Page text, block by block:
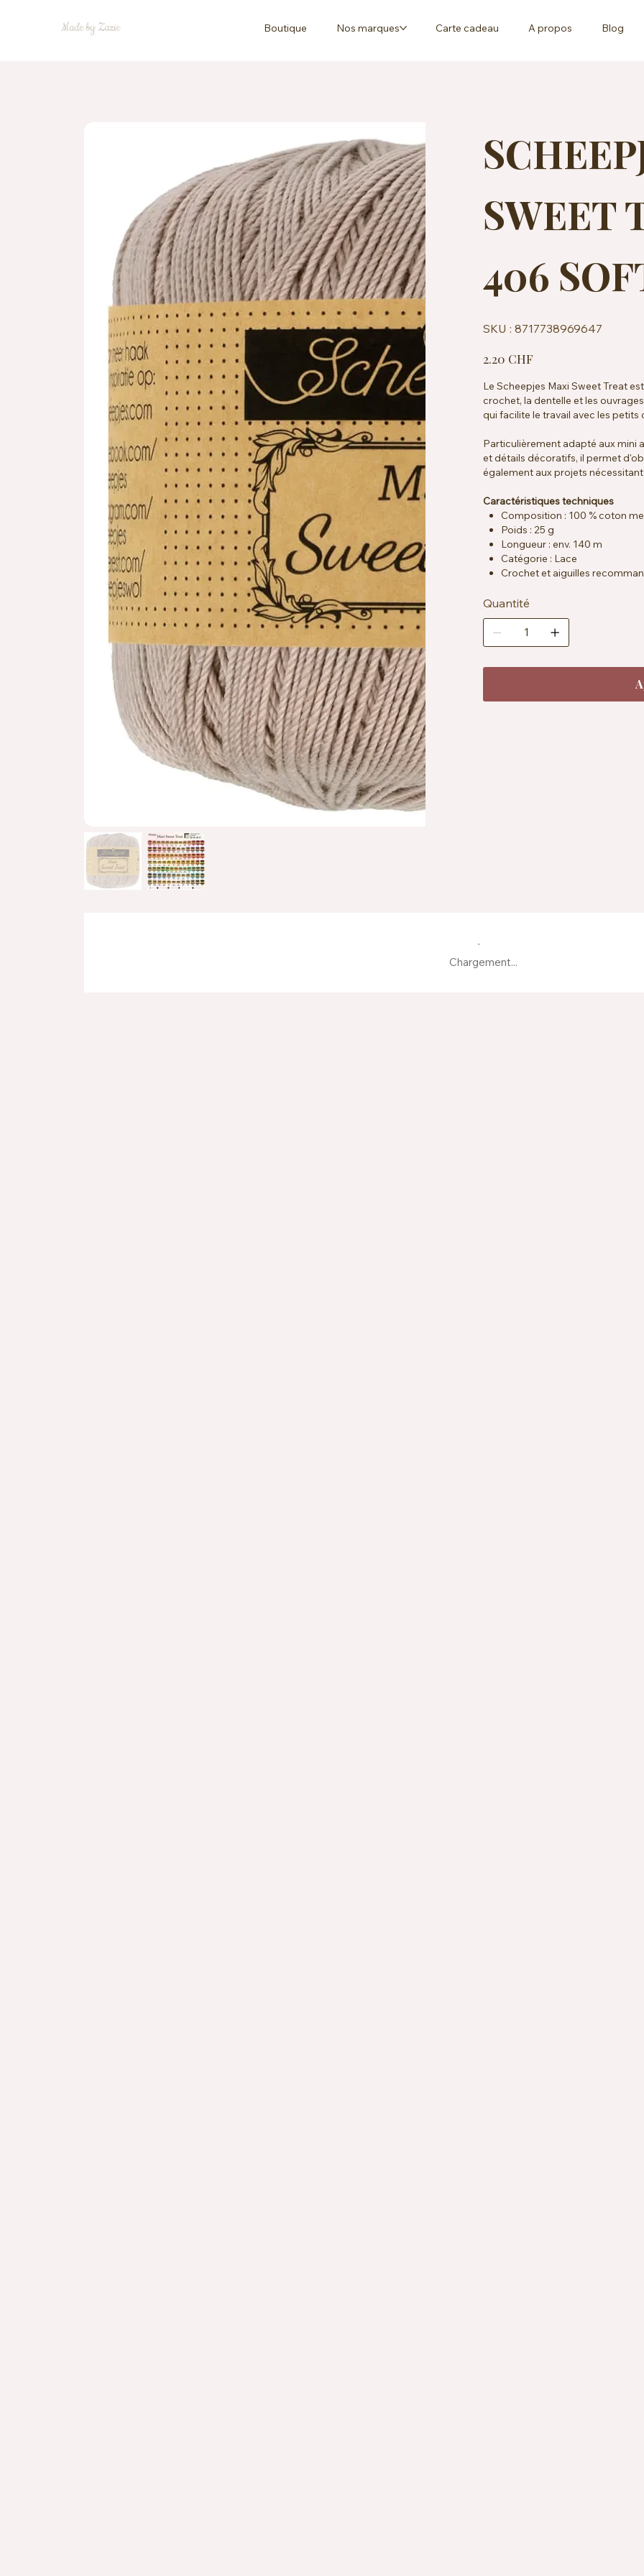
Made by Zazie Boutique Nos marques Carte cadeau A propos Blog
SWEET
406
SKU : 8717738969647
8717738969647
2.20 CHF
Le Scheepjes Maxi Sweet Treat
crochet, la dentelle et les
qui facilite le travail avec les
Particulièrement adapté aux mini
et détails décoratifs, il permet
également aux projets
Caractéristiques techniques
Composition : 100 % coton
Poids : 25 g
Longueur : env. 140 m
Catégorie : Lace
Crochet et aiguilles
Certification : EN71-3
Entretien : lavable en machine à
Quantité
Chargement...